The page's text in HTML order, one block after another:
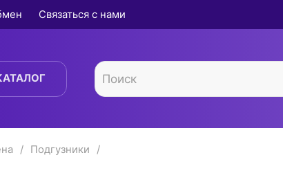
Связаться с нами
Подгузники